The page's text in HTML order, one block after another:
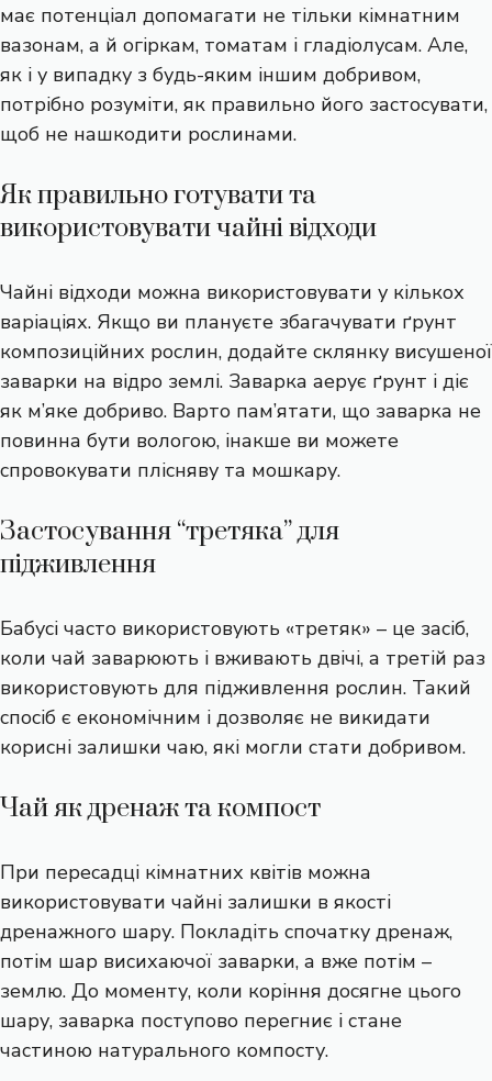
має потенціал допомагати не тільки кімнатним
вазонам, а й огіркам, томатам і гладіолусам. Але,
як і у випадку з будь-яким іншим добривом,
потрібно розуміти, як правильно його застосувати,
щоб не нашкодити рослинами.
Як правильно готувати та
використовувати чайні відходи
Чайні відходи можна використовувати у кількох
варіаціях. Якщо ви плануєте збагачувати ґрунт
композиційних рослин, додайте склянку висушеної
заварки на відро землі. Заварка аерує ґрунт і діє
як м’яке добриво. Варто пам’ятати, що заварка не
повинна бути вологою, інакше ви можете
спровокувати плісняву та мошкару.
Застосування “третяка” для
підживлення
Бабусі часто використовують «третяк» – це засіб,
коли чай заварюють і вживають двічі, а третій раз
використовують для підживлення рослин. Такий
спосіб є економічним і дозволяє не викидати
корисні залишки чаю, які могли стати добривом.
Чай як дренаж та компост
При пересадці кімнатних квітів можна
використовувати чайні залишки в якості
дренажного шару. Покладіть спочатку дренаж,
потім шар висихаючої заварки, а вже потім –
землю. До моменту, коли коріння досягне цього
шару, заварка поступово перегниє і стане
частиною натурального компосту.